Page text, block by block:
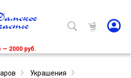
— 2000 руб.
Украшения